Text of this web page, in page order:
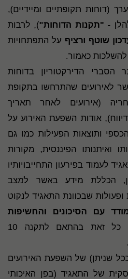
(דוחות תקופתיים ומיידיים),
"תקנות הדוחות"), לרבות
שוטף ורציף על התפתחויות
כאמור.
הסברי הדירקטוריון בדוחות
לאירועים שהתרחשו בתקופת
(אירועים לאחר תאריך
אודות השפעת האירוע על
ותוצאות הפעילות כמו גם
ואיתנותו הפיננסית, מקורות
לעמוד בפירעון התחייבויותיו
הכללת מידע באשר למצב
שבכוונת התאגיד לנקוט
עם הסיכונים והחשיפות
השונות בצידם, כל זאת בהתאם לתקנה 10
שניתן) של השפעת האירועים
של התאגיד (בפן האיכותי